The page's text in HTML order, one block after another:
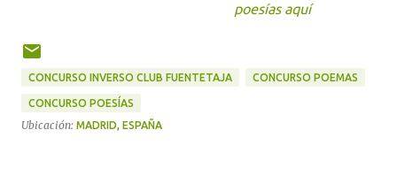
poesías aquí
CONCURSO INVERSO CLUB FUENTETAJA CONCURSO POEMAS
CONCURSO POESÍAS
Ubicación: MADRID, ESPAÑA